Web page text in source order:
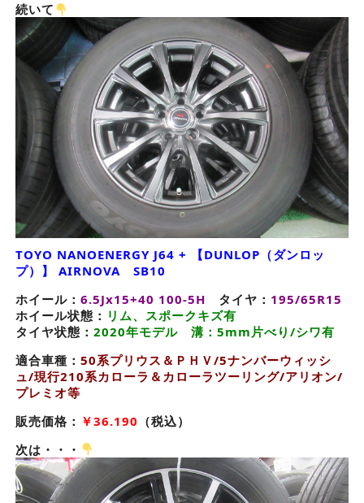
続いて
TOYO NANOENERGY J64 + 【DUNLOP（ダンロッ
プ）】 AIRNOVA SB10
ホイール： 6.5Jx15+40 100-5H タイヤ： 195/65R15
ホイール状態： リム、スポークキズ有
タイヤ状態： 2020年モデル 溝：5mm片べり/シワ有
適合車種： 50系プリウス＆ＰＨＶ/5ナンバーウィッシ
ュ/現行210系カローラ＆カローラツーリング/アリオン/
プレミオ等
販売価格： ￥36.190 （税込）
次は・・・